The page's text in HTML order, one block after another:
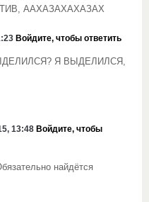
ААХАЗАХАХАЗАХ
Войдите, чтобы ответить
Я ВЫДЕЛИЛСЯ,
13:48 Войдите, чтобы
найдётся